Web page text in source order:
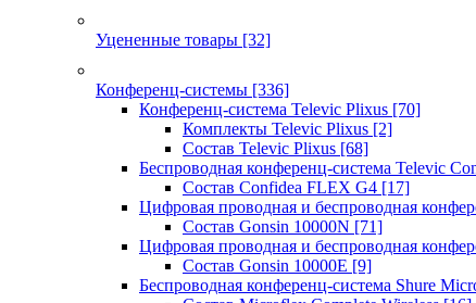
Уцененные товары [32]
Конференц-системы [336]
Конференц-система Televic Plixus [70]
Комплекты Televic Plixus [2]
Состав Televic Plixus [68]
Беспроводная конференц-система Televic
Состав Confidea FLEX G4 [17]
Цифровая проводная и беспроводная
Состав Gonsin 10000N [71]
Цифровая проводная и беспроводная
Состав Gonsin 10000E [9]
Беспроводная конференц-система Shure